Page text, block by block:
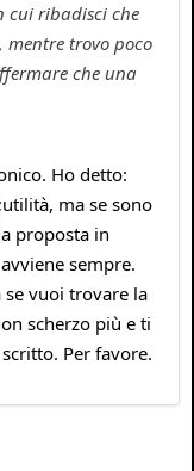
cui ribadisci che
mentre trovo poco
che una
Ho detto:
ma se sono
proposta in
sempre.
vuoi trovare la
scherzo più e ti
Per favore.